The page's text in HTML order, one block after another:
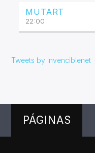
MUTART
22:00
Tweets by Invenciblenet
PÁGINAS